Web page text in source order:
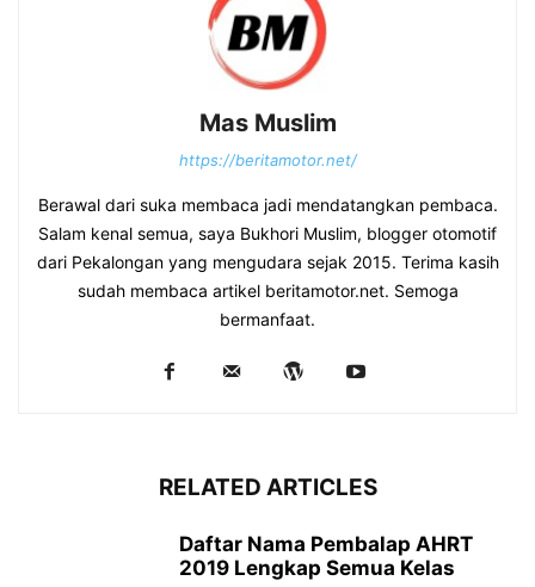
Mas Muslim
https://beritamotor.net/
Berawal dari suka membaca jadi mendatangkan pembaca.
Salam kenal semua, saya Bukhori Muslim, blogger otomotif
dari Pekalongan yang mengudara sejak 2015. Terima kasih
sudah membaca artikel beritamotor.net. Semoga
bermanfaat.
RELATED ARTICLES
Daftar Nama Pembalap AHRT
2019 Lengkap Semua Kelas